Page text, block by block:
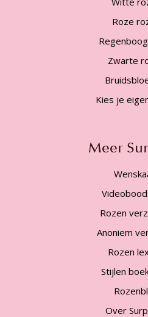
Roze
Zwarte
Kies je
Meer
Rozen
Anoniem
Rozen
Stijlen
Over